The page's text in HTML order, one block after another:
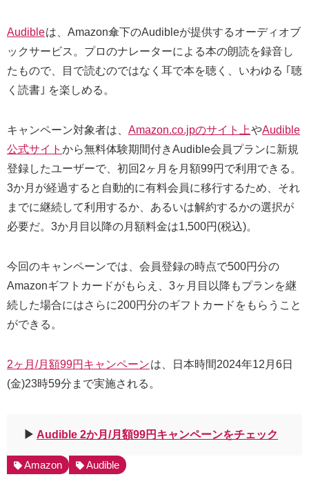
Audibleは、Amazon傘下のAudibleが提供するオーディオブ
ックサービス。プロのナレーターによる本の朗読を録音し
たもので、目で読むのではなく耳で本を聴く、いわゆる ｢聴
く読書｣ を楽しめる。
キャンペーン対象者は、 Amazon.co.jpのサイト上やAudible
公式サイト から無料体験期間付きAudible会員プランに新規
登録したユーザーで、初回2ヶ月を月額99円で利用できる。
3か月が経過すると自動的に有料会員に移行するため、それ
までに継続して利用するか、あるいは解約するかの選択が
必要だ。3か月目以降の月額料金は1,500円(税込)。
今回のキャンペーンでは、会員登録の時点で500円分の
Amazonギフトカードがもらえ、3ヶ月目以降もプランを継
続した場合にはさらに200円分のギフトカードをもらうこと
ができる。
2ヶ月/月額99円キャンペーンは、日本時間2024年12月6日
(金)23時59分まで実施される。
▶︎ Audible 2か月/月額99円キャンペーンをチェック
Amazon Audible